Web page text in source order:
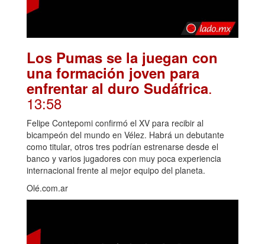
Los Pumas se la juegan con
una formación joven para
enfrentar al duro Sudáfrica.
13:58
Felipe Contepomi confirmó el XV para recibir al
bicampeón del mundo en Vélez. Habrá un debutante
como titular, otros tres podrían estrenarse desde el
banco y varios jugadores con muy poca experiencia
internacional frente al mejor equipo del planeta.
Olé.com.ar